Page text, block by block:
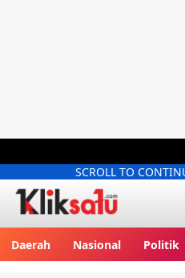
SCROLL TO
Daerah Nasional Politik